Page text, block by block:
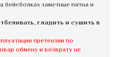
бейсболках заметные пятна и
гладить и сушить в
претензии по
обмену и возврату не